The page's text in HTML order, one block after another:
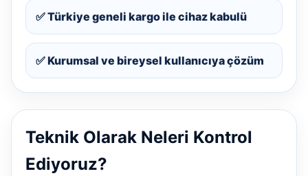
✅ Türkiye geneli kargo ile cihaz kabulü
✅ Kurumsal ve bireysel kullanıcıya çözüm
Teknik Olarak Neleri Kontrol
Ediyoruz?